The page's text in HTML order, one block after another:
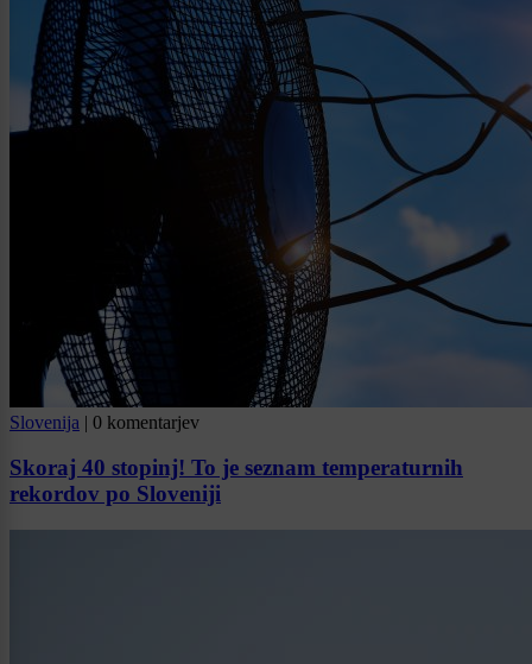
Slovenija | 0 komentarjev
Skoraj 40 stopinj! To je seznam temperaturnih
rekordov po Sloveniji